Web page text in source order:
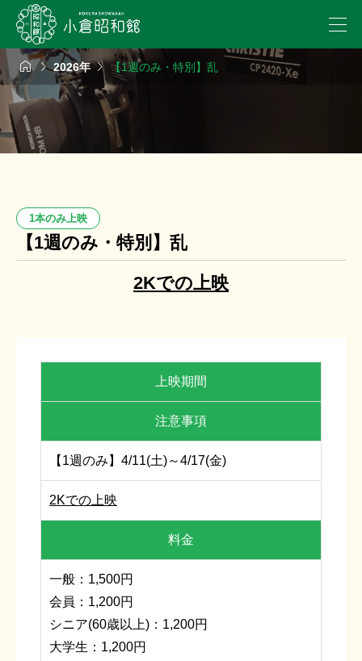
2026年【1週のみ・特別】乱
1本のみ上映
【1週のみ・特別】乱
2Kでの上映
上映期間
注意事項
【1週のみ】4/11(土)～4/17(金)
2Kでの上映
料金
一般：1,500円
会員：1,200円
シニア(60歳以上)：1,200円
大学生：1,200円